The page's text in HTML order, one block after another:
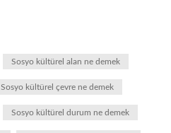
Sosyo kültürel alan ne demek
Sosyo kültürel çevre ne demek
Sosyo kültürel durum ne demek